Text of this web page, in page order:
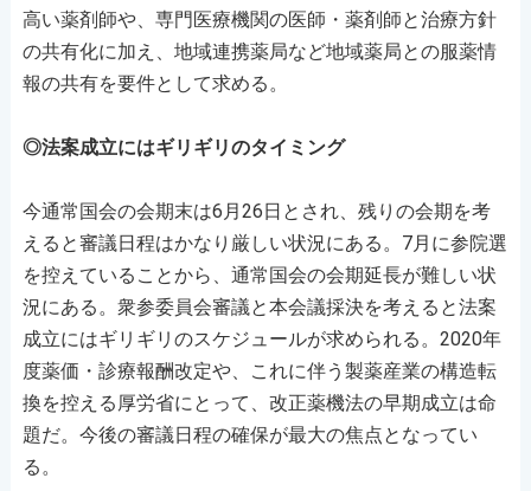
高い薬剤師や、専門医療機関の医師・薬剤師と治療方針
の共有化に加え、地域連携薬局など地域薬局との服薬情
報の共有を要件として求める。
◎法案成立にはギリギリのタイミング
今通常国会の会期末は6月26日とされ、残りの会期を考
えると審議日程はかなり厳しい状況にある。7月に参院選
を控えていることから、通常国会の会期延長が難しい状
況にある。衆参委員会審議と本会議採決を考えると法案
成立にはギリギリのスケジュールが求められる。2020年
度薬価・診療報酬改定や、これに伴う製薬産業の構造転
換を控える厚労省にとって、改正薬機法の早期成立は命
題だ。今後の審議日程の確保が最大の焦点となってい
る。